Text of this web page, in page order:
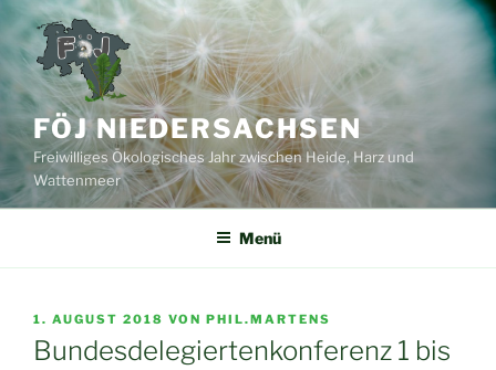
Zum
Inhalt
springen
FÖJ NIEDERSACHSEN
Freiwilliges Ökologisches Jahr zwischen Heide, Harz und
Wattenmeer
Menü
VERÖFFENTLICHT
AM
1. AUGUST 2018 VON PHIL.MARTENS
Bundesdelegiertenkonferenz 1 bis